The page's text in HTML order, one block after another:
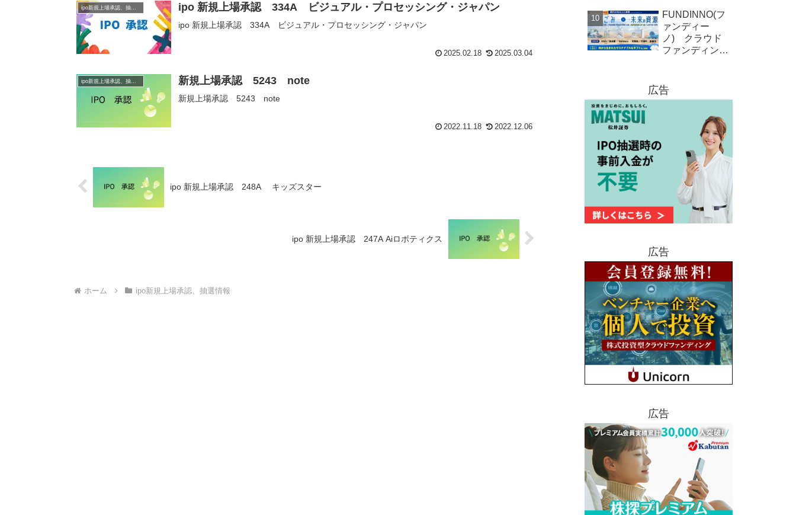
ipo 新規上場承認 334A ビジュアル・プロセッシング・ジャパン
ipo 新規上場承認 334A ビジュアル・プロセッシング・ジャパン
2025.02.18 2025.03.04
新規上場承認 5243 note
新規上場承認 5243 note
2022.11.18 2022.12.06
ipo 新規上場承認 248A キッズスター
ipo 新規上場承認 247A Aiロボティクス
ホーム ipo新規上場承認、抽選情報
FUNDINNO(フ
ァンディー
ノ) クラウド
ファンディング
オーシャンクラ
ス
広告
広告
広告